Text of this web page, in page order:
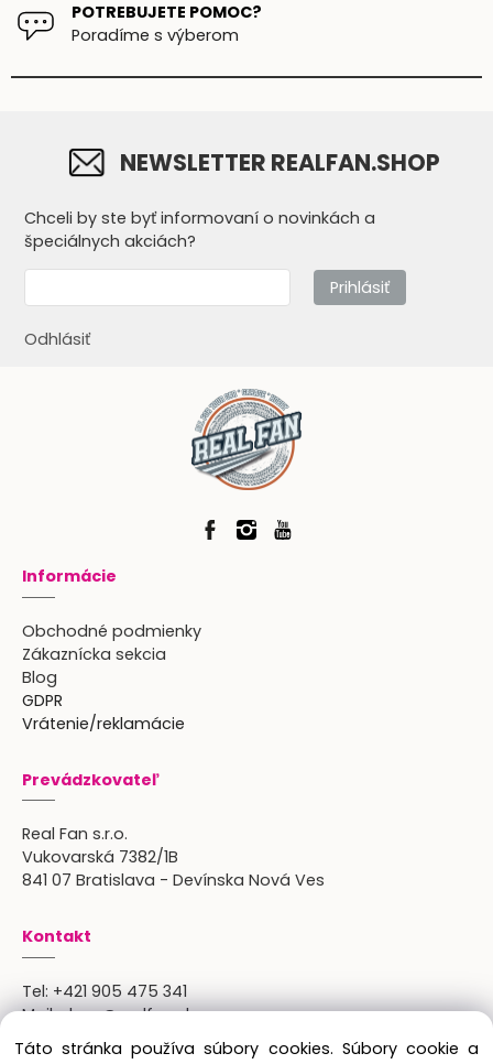
POTREBUJETE POMOC?
Poradíme s výberom
NEWSLETTER REALFAN.SHOP
Chceli by ste byť informovaní o novinkách a
špeciálnych akciách?
Prihlásiť
Odhlásiť
Informácie
Obchodné podmienky
Zákaznícka sekcia
Blog
GDPR
Vrátenie/reklamácie
Prevádzkovateľ
Real Fan s.r.o.
Vukovarská 7382/1B
841 07 Bratislava - Devínska Nová Ves
Kontakt
Tel: +421 905 475 341
Mail:shop@realfan.sk
Zákaznícka linka: 9:00-18:00
Táto stránka používa súbory cookies. Súbory cookie a